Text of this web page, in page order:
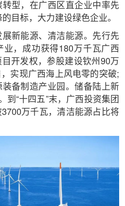
型，在广西区直企业中率先
目标，大力建设绿色企业。
新能源、清洁能源。先行先
业，成功获得180万千瓦广西
开发权，参股建设钦州90万
实现广西海上风电零的突破;
备制造产业园。储备陆上新
到“十四五”末，广西投资集团
万千瓦，清洁能源占比将